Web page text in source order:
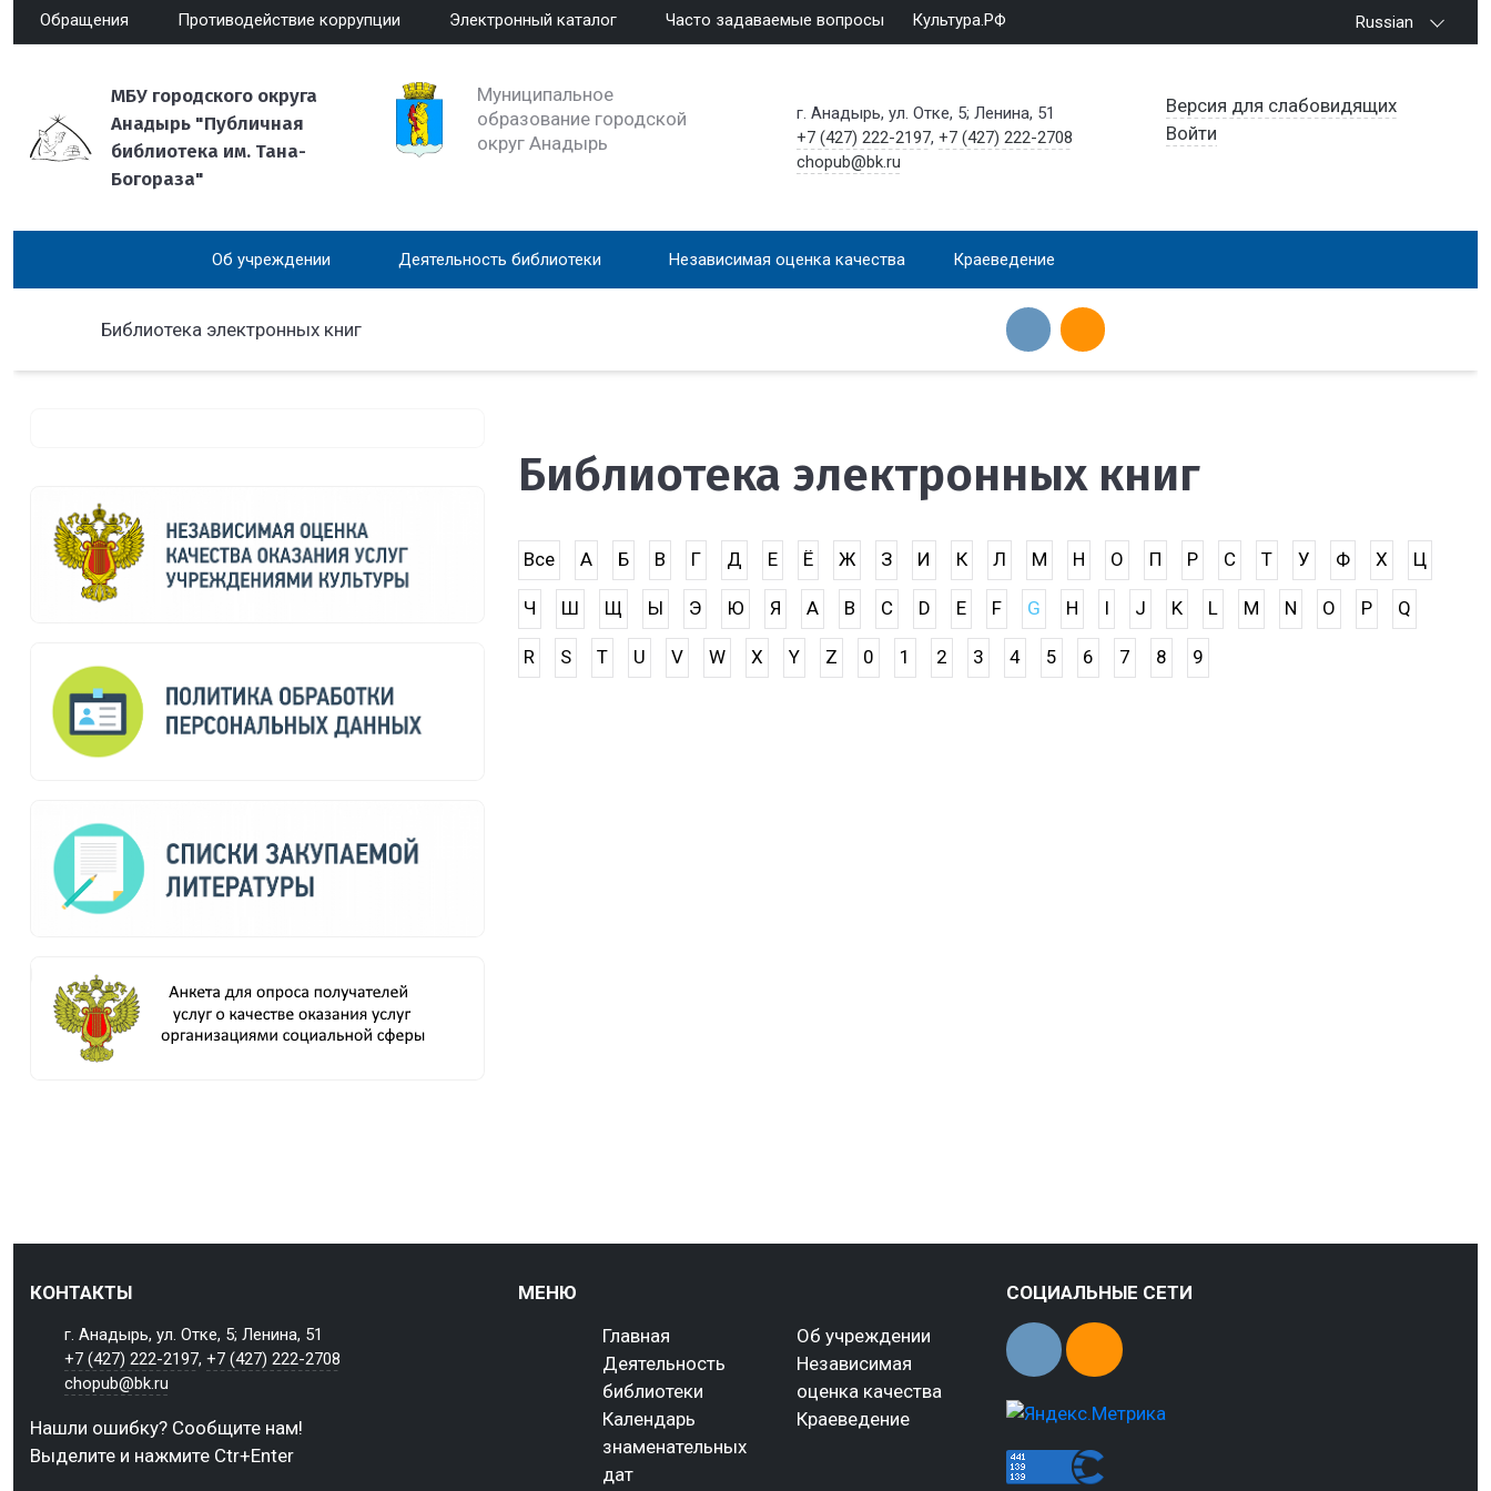
Обращения Противодействие коррупции Электронный каталог Часто задаваемые вопросы Культура.РФ Russian
МБУ городского округа
Анадырь "Публичная
библиотека им. Тана-
Богораза"
Муниципальное
образование городской
округ Анадырь
г. Анадырь, ул. Отке, 5; Ленина, 51
+7 (427) 222-2197,+7 (427) 222-2708
chopub@bk.ru
Версия для слабовидящих
Войти
Об учреждении Деятельность библиотеки Независимая оценка качества Краеведение
Библиотека электронных книг
Библиотека электронных книг
Все А Б В Г Д Е Ё Ж З И К Л М Н О П Р С Т У Ф Х Ц
Ч Ш Щ Ы Э Ю Я A B C D E F G H I J K L M N O P Q
R S T U V W X Y Z 0 1 2 3 4 5 6 7 8 9
КОНТАКТЫ
г. Анадырь, ул. Отке, 5; Ленина, 51
+7 (427) 222-2197,+7 (427) 222-2708
chopub@bk.ru
Нашли ошибку? Сообщите нам!
Выделите и нажмите Ctr+Enter
МЕНЮ
Главная
Об учреждении
Деятельность
библиотеки
Независимая
оценка качества
Календарь
знаменательных
дат
Краеведение
СОЦИАЛЬНЫЕ СЕТИ